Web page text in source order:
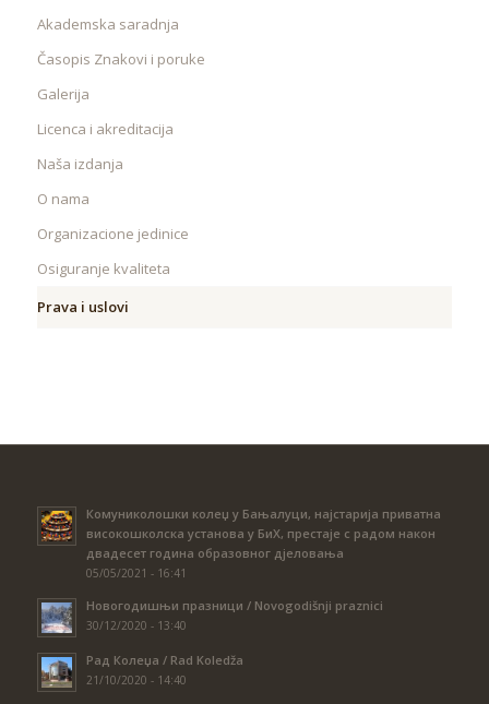
Akademska saradnja
Časopis Znakovi i poruke
Galerija
Licenca i akreditacija
Naša izdanja
O nama
Organizacione jedinice
Osiguranje kvaliteta
Prava i uslovi
Комуниколошки колеџ у Бањалуци, најстарија приватна
високошколска установа у БиХ, престаје с радом након
двадесет година образовног дјеловања
05/05/2021 - 16:41
Новогодишњи празници / Novogodišnji praznici
30/12/2020 - 13:40
Рад Колеџа / Rad Koledža
21/10/2020 - 14:40